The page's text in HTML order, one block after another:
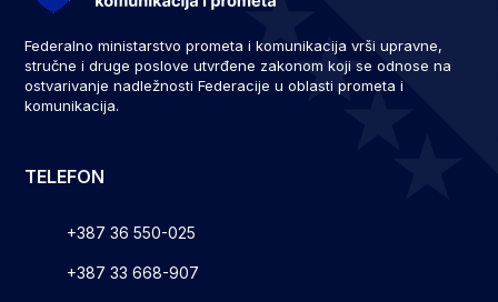
Federalno ministarstvo prometa i komunikacija vrši upravne,
stručne i druge poslove utvrđene zakonom koji se odnose na
ostvarivanje nadležnosti Federacije u oblasti prometa i
komunikacija.
TELEFON
+387 36 550-025
+387 33 668-907